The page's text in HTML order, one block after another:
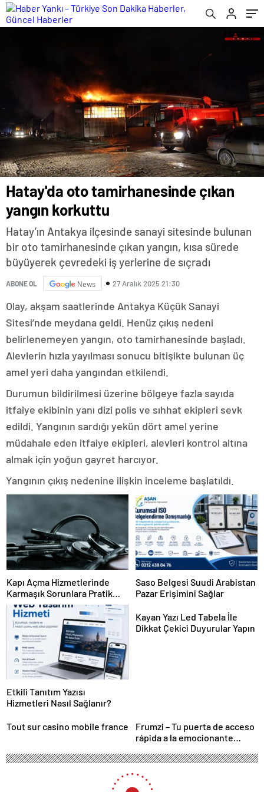
Hatay'da oto tamirhanesinde çıkan
yangın korkuttu
Hatay’ın Antakya ilçesinde sanayi sitesinde bulunan
bir oto tamirhanesinde çıkan yangın, kısa sürede
büyüyerek çevredeki iş yerlerine de sıçradı
ABONE OL News 27 Aralık 2025 21:30
Olay, akşam saatlerinde Antakya Küçük Sanayi
Sitesi’nde meydana geldi. Henüz çıkış nedeni
belirlenemeyen yangın, oto tamirhanesinde başladı.
Alevlerin hızla yayılması sonucu bitişikte bulunan üç
amel yeri daha yangından etkilendi.
Durumun bildirilmesi üzerine bölgeye fazla sayıda
itfaiye ekibinin yanı dizi polis ve sıhhat ekipleri sevk
edildi. Yangının sardığı yekün dört amel yerine
müdahale eden itfaiye ekipleri, alevleri kontrol altına
almak için yoğun gayret harcıyor.
Yangının çıkış nedenine ilişkin inceleme başlatıldı.
Kapı Açma Hizmetlerinde
Karmaşık Sorunlara Pratik
Çözümler
Saso Belgesi Suudi Arabistan
Pazar Erişimini Sağlar
Etkili Tanıtım Yazısı
Hizmetleri Nasıl Sağlanır?
Kayan Yazı Led Tabela İle
Dikkat Çekici Duyurular Yapın
Tout sur casino mobile france
Frumzi – Tu puerta de acceso
rápida a la emocionante